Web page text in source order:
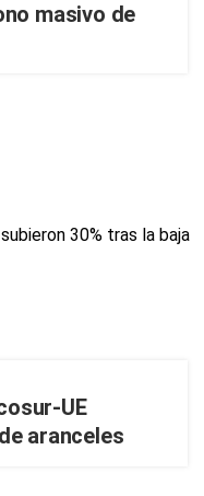
masivo de
UE
aranceles